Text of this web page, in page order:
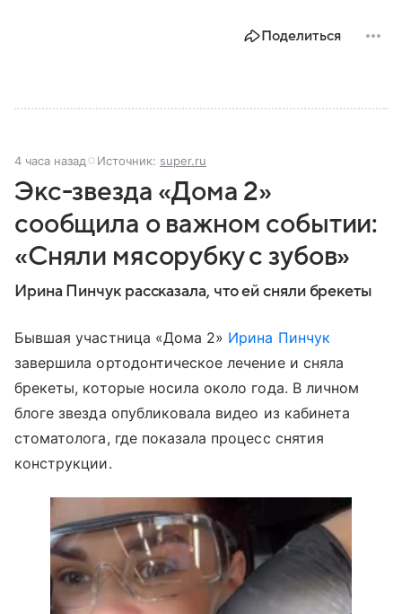
Поделиться
4 часа назад Источник: super.ru
Экс-звезда «Дома 2»
сообщила о важном событии:
«Сняли мясорубку с зубов»
Ирина Пинчук рассказала, что ей сняли брекеты
Бывшая участница «Дома 2» Ирина Пинчук
завершила ортодонтическое лечение и сняла
брекеты, которые носила около года. В личном
блоге звезда опубликовала видео из кабинета
стоматолога, где показала процесс снятия
конструкции.